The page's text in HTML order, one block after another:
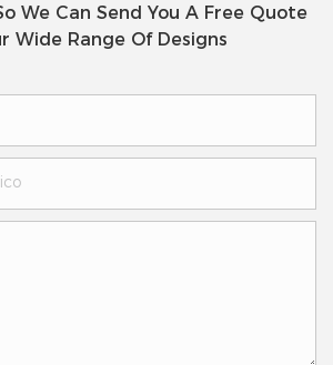
We Can Send You A Free Quote
Wide Range Of Designs